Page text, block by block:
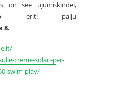
on see ujumiskindel,
eriti palju
8.
creme-solari-per-
swim-play/